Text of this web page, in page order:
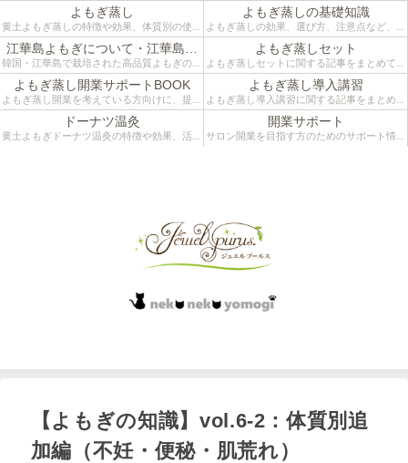
よもぎ蒸し
黄土よもぎ蒸しの特徴や効果、体質別の使い
方などをご紹介するカテゴリーです。
よもぎ蒸しの基礎知識
よもぎ蒸しの効果、選び方、注意点など、は
じめての方にも分かりやすく解説していま
す。施術者目線のリアルな情報をお届けして
います。
江華島よもぎについて・江華島ツ
アー
韓国・江華島で栽培された高品質よもぎの魅
力と、よもぎ蒸しへの活用法をまとめたカテ
ゴリーです。
よもぎ蒸しセット
よもぎ蒸しセットに関する記事をまとめてい
ます。江華島よもぎと黄土椅子を組み合わせ
た本格仕様。自宅温活やサロン導入にも役立
つ活用法をご紹介。
よもぎ蒸し開業サポートBOOK
よもぎ蒸し開業を考えている方向けに、提案
術・接客・カウンセリングなど実践的な知識
をまとめたサポートBOOKのカテゴリーで
す。
よもぎ蒸し導入講習
よもぎ蒸し導入講習に関する記事をまとめて
います。開業準備や施術導入を検討中の方に
向けて、椅子や薬草の選び方、空間づくりや
接客の工夫、導入事例をご紹介します。
ドーナツ温灸
黄土よもぎドーナツ温灸の特徴や効果、活用
開業サポート
サロン開業を目指す方のためのサポート情報
【よもぎの知識】vol.6-2：体質別追
加編（不妊・便秘・肌荒れ）